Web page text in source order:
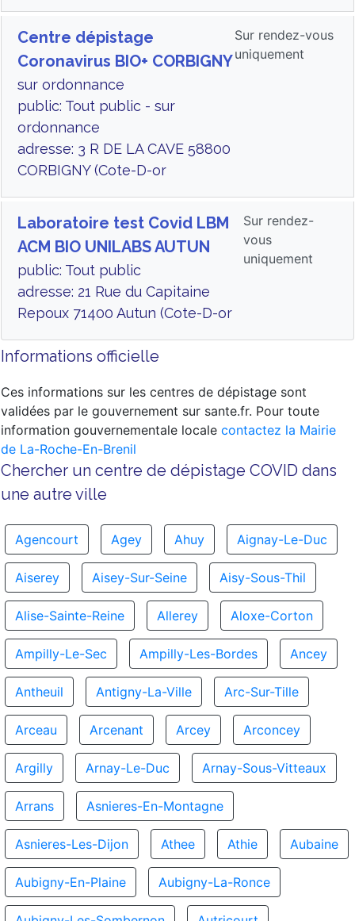
Centre dépistage
Coronavirus BIO+ CORBIGNY
sur ordonnance
public: Tout public - sur
ordonnance
adresse: 3 R DE LA CAVE 58800
CORBIGNY (Cote-D-or
Sur rendez-vous
uniquement
Laboratoire test Covid LBM
ACM BIO UNILABS AUTUN
public: Tout public
adresse: 21 Rue du Capitaine
Repoux 71400 Autun (Cote-D-or
Sur rendez-
vous
uniquement
Informations officielle
Ces informations sur les centres de dépistage sont
validées par le gouvernement sur sante.fr. Pour toute
information gouvernementale locale contactez la Mairie
de La-Roche-En-Brenil
Chercher un centre de dépistage COVID dans
une autre ville
Agencourt Agey Ahuy Aignay-Le-Duc
Aiserey Aisey-Sur-Seine Aisy-Sous-Thil
Alise-Sainte-Reine Allerey Aloxe-Corton
Ampilly-Le-Sec Ampilly-Les-Bordes Ancey
Antheuil Antigny-La-Ville Arc-Sur-Tille
Arceau Arcenant Arcey Arconcey
Argilly Arnay-Le-Duc Arnay-Sous-Vitteaux
Arrans Asnieres-En-Montagne
Asnieres-Les-Dijon Athee Athie Aubaine
Aubigny-En-Plaine Aubigny-La-Ronce